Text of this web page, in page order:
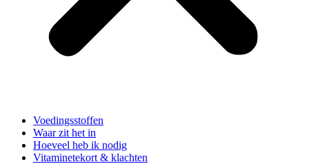
Voedingsstoffen
Waar zit het in
Hoeveel heb ik nodig
Vitaminetekort & klachten